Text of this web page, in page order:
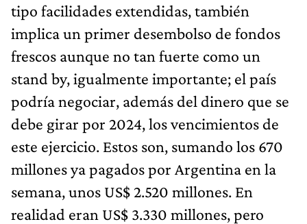
tipo facilidades extendidas, también
implica un primer desembolso de fondos
frescos aunque no tan fuerte como un
stand by, igualmente importante; el país
podría negociar, además del dinero que se
debe girar por 2024, los vencimientos de
este ejercicio. Estos son, sumando los 670
millones ya pagados por Argentina en la
semana, unos US$ 2.520 millones. En
realidad eran US$ 3.330 millones, pero